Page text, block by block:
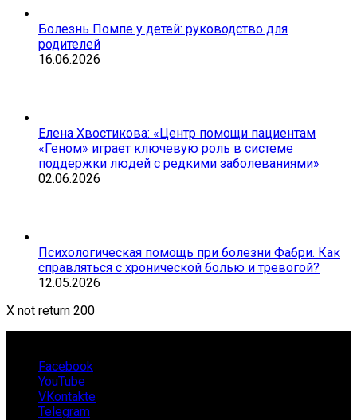
Болезнь Помпе у детей: руководство для
родителей
16.06.2026
Елена Хвостикова: «Центр помощи пациентам
«Геном» играет ключевую роль в системе
поддержки людей с редкими заболеваниями»
02.06.2026
Психологическая помощь при болезни Фабри. Как
справляться с хронической болью и тревогой?
12.05.2026
X not return 200
Facebook
YouTube
VKontakte
Telegram